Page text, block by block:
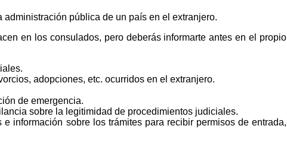
pública de un país en el extranjero.
en los consulados, pero deberás informarte antes en el propio
adopciones, etc. ocurridos en el extranjero.
de emergencia.
sobre la legitimidad de procedimientos judiciales.
información sobre los trámites para recibir permisos de entrada,